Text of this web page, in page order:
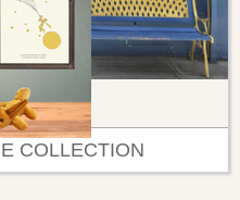
COLLECTION